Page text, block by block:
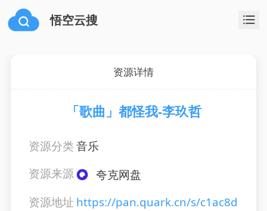
悟空云搜
资源详情
「歌曲」都怪我-李玖哲
资源分类音乐
资源来源
夸克网盘
资源地址 https://pan.quark.cn/s/c1ac8d